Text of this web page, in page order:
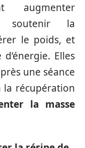
augmenter
soutenir la
le poids, et
Elles
une séance
la récupération
la masse